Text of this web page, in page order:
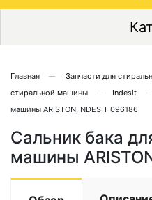
Главная Запчасти для
стиральной машины
Indesit
машины ARISTON,INDESIT 096186
Сальник бака
машины